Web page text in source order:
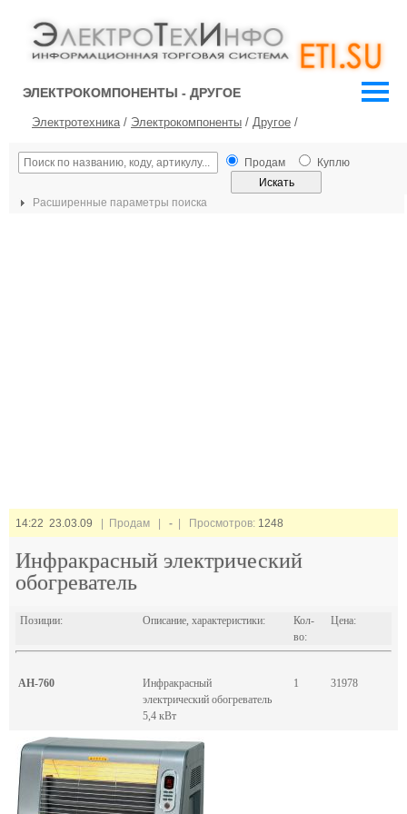
ЭЛЕКТРОКОМПОНЕНТЫ - ДРУГОЕ
Электротехника/ Электрокомпоненты / Другое /
Продам Куплю
Расширенные параметры поиска
14:22 23.03.09 | Продам | - | Просмотров: 1248
Инфракрасный электрический
обогреватель
Позиции: Описание, характеристики:
Кол-
во:
Цена:
АН-760
Инфракрасный
электрический обогреватель
5,4 кВт
1 31978